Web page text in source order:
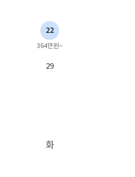
22
364만원~
29
화